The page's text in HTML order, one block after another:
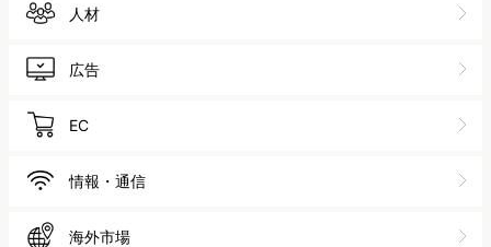
人材
広告
EC
情報・通信
海外市場